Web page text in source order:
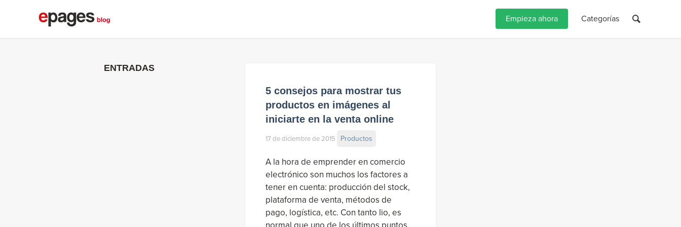
Empieza ahora Categorías
ENTRADAS
5 consejos para mostrar tus
productos en imágenes al
iniciarte en la venta online
17 de diciembre de 2015 Productos
A la hora de emprender en comercio
electrónico son muchos los factores a
tener en cuenta: producción del stock,
plataforma de venta, métodos de
pago, logística, etc. Con tanto lio, es